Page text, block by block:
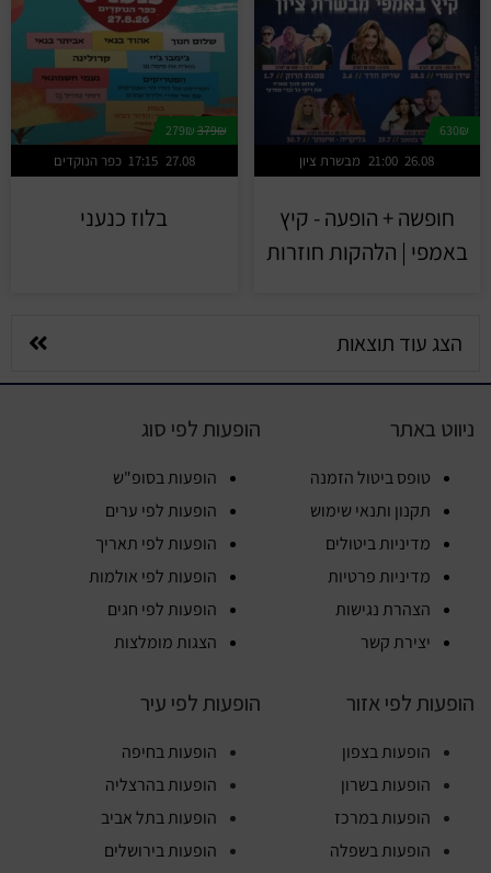
630₪
מבשרת ציון 21:00 26.08
חופשה + הופעה - קיץ
באמפי | הלהקות חוזרות
379₪
279₪
כפר הנוקדים 17:15 27.08
בלוז כנעני
הצג עוד תוצאות
ניווט באתר
טופס ביטול הזמנה
תקנון ותנאי שימוש
מדיניות ביטולים
מדיניות פרטיות
הצהרת נגישות
יצירת קשר
הופעות לפי סוג
הופעות בסופ"ש
הופעות לפי ערים
הופעות לפי תאריך
הופעות לפי אולמות
הופעות לפי חגים
הצגות מומלצות
הופעות לפי אזור
הופעות בצפון
הופעות בשרון
הופעות במרכז
הופעות בשפלה
הופעות לפי עיר
הופעות בחיפה
הופעות בהרצליה
הופעות בתל אביב
הופעות בירושלים